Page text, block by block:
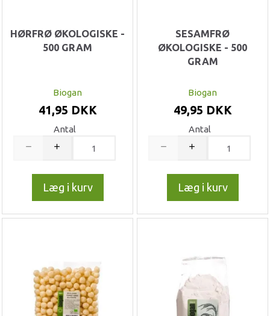
HØRFRØ ØKOLOGISKE -
500 GRAM
Biogan
41,95 DKK
Antal
Læg i kurv
SESAMFRØ
ØKOLOGISKE - 500
GRAM
Biogan
49,95 DKK
Antal
Læg i kurv